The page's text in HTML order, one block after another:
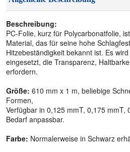
Beschreibung:
PC-Folie, kurz für Polycarbonatfolie,
Material, das für seine hohe
Hitzebeständigkeit bekannt ist. Es
eingesetzt, die Transparenz,
erfordern.
Größe: 610 mm x 1 m, beliebige
Formen,
Verfügbar in 0,125 mmT, 0,175 mmT,
Bedarf anpassbar.
Farbe: Normalerweise in Schwarz